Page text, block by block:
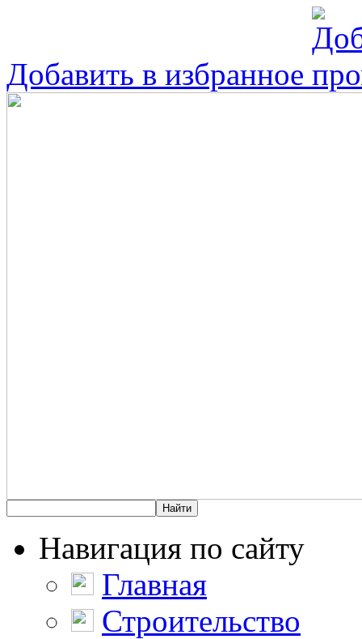
Добавить в избранное
Навигация по сайту
Главная
Строительство